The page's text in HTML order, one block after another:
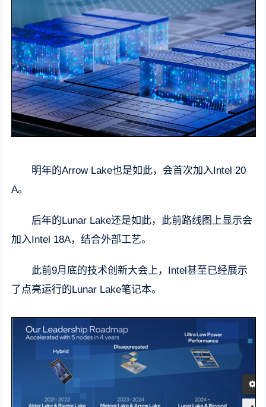
明年的Arrow Lake也是如此，会首次加入Intel 20
A。
后年的Lunar Lake还是如此，此前路线图上显示会
加入Intel 18A，结合外部工艺。
此前9月底的技术创新大会上， Intel甚至已经展示
了点亮运行的Lunar Lake笔记本。